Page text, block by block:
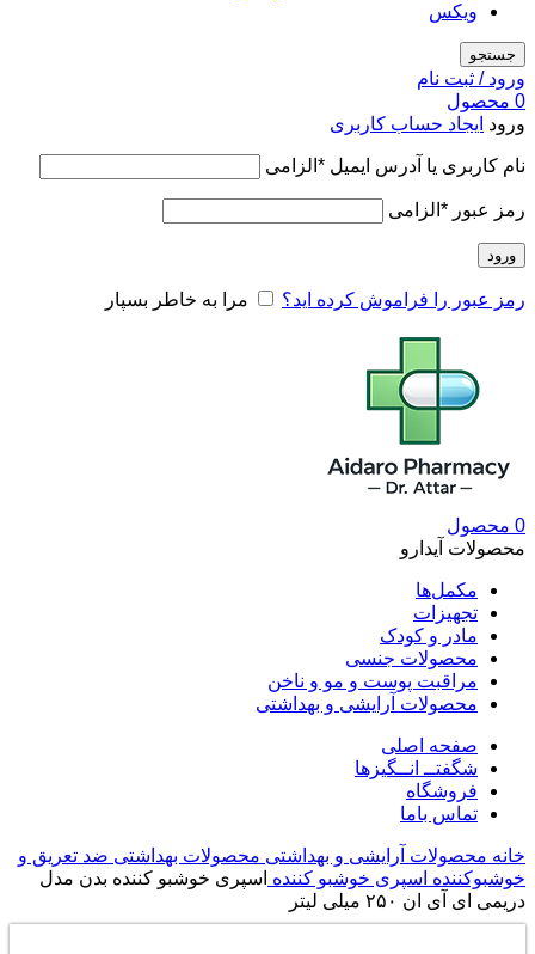
ویکس
جستجو
ورود / ثبت نام
0 محصول
ورود ایجاد حساب کاربری
نام کاربری یا آدرس ایمیل * الزامی
رمز عبور * الزامی
ورود
رمز عبور را فراموش کرده اید؟ مرا به خاطر بسپار
0 محصول
محصولات آیدارو
مکمل‌ها
تجهیزات
مادر و کودک
محصولات جنسی
مراقبت پوست و مو و ناخن
محصولات آرایشی و بهداشتی
صفحه اصلی
شگفتــ انــگیزها
فروشگاه
تماس باما
خانه محصولات آرایشی و بهداشتی محصولات بهداشتی ضد تعریق و
خوشبوکننده اسپری خوشبو کننده اسپری خوشبو کننده بدن مدل
دریمی ای آی ان ۲۵۰ میلی لیتر